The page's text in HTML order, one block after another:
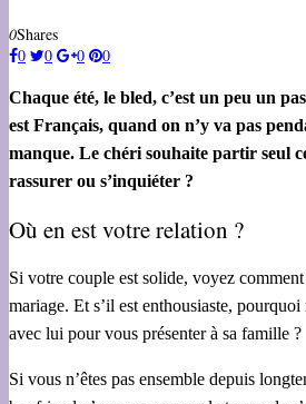
0Shares
0
0 0 0
Chaque été, le bled, c’est un peu un
est Français, quand on n’y va pas
manque. Le chéri souhaite partir seul
rassurer ou s’inquiéter ?
Où en est votre relation ?
Si votre couple est solide, voyez
mariage. Et s’il est enthousiaste,
avec lui pour vous présenter à sa famille ?
Si vous n’êtes pas ensemble depuis